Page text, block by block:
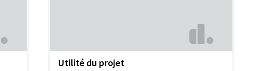
Utilité du projet